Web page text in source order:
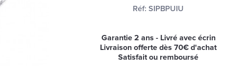
Réf: SIPBPUIU
Garantie 2 ans - Livré avec écrin
Livraison offerte dès 70€ d'achat
Satisfait ou remboursé